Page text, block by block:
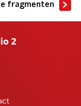
fragmenten
2